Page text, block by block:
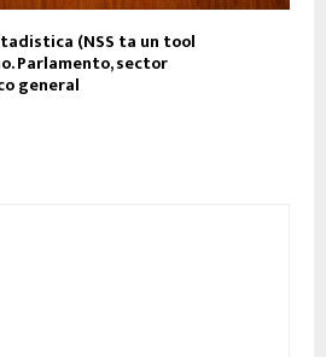
(NSS ta un tool
Parlamento, sector
general